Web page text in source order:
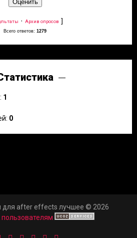
· Архив опросов ]
Всего ответов: 1279
1
0
для after effects лучшее © 2026